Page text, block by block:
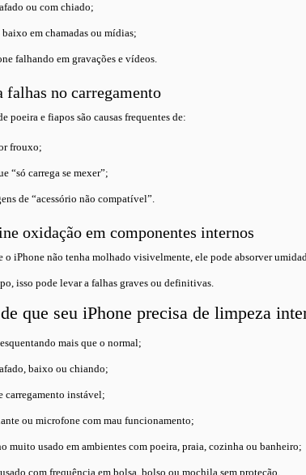
ou com chiado;
em chamadas ou mídias;
falhando em gravações e vídeos.
falhas no carregamento
poeira e fiapos são causas frequentes de:
frouxo;
“só carrega se mexer”;
de “acessório não compatível”.
oxidação em componentes internos
o iPhone não tenha molhado visivelmente, ele pode absorver
isso pode levar a falhas graves ou definitivas.
que seu iPhone precisa de limpeza
mais que o normal;
baixo ou chiando;
carregamento instável;
ou microfone com mau funcionamento;
muito usado em ambientes com poeira, praia, cozinha ou banheiro;
com frequência em bolsa, bolso ou mochila sem proteção.